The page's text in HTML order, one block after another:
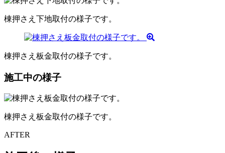
棟押さえ下地取付の様子です。
棟押さえ板金取付の様子です。
施工中の様子
棟押さえ板金取付の様子です。
AFTER